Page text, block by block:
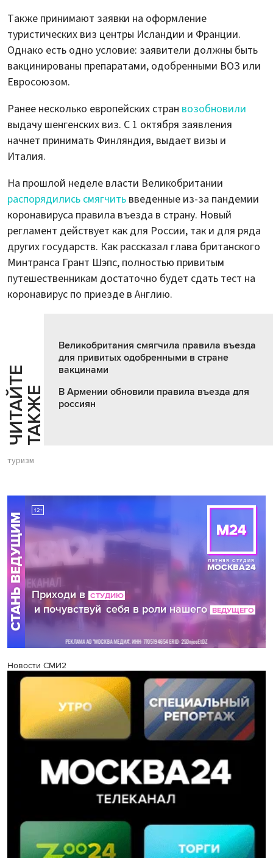
Также принимают заявки на оформление
туристических виз центры Исландии и Франции.
Однако есть одно условие: заявители должны быть
вакцинированы препаратами, одобренными ВОЗ или
Евросоюзом.
Ранее несколько европейских стран возобновили
выдачу шенгенских виз. С 1 октября заявления
начнет принимать Финляндия, выдает визы и
Италия.
На прошлой неделе власти Великобритании
распорядились смягчить введенные из-за пандемии
коронавируса правила въезда в страну. Новый
регламент действует как для России, так и для ряда
других государств. Как рассказал глава британского
Минтранса Грант Шэпс, полностью привитым
путешественникам достаточно будет сдать тест на
коронавирус по приезде в Англию.
Ч
И
Т
АЙ
Т
Е
Т
А
К
ЖЕ
Великобритания смягчила правила въезда
для привитых одобренными в стране
вакцинами
В Армении обновили правила въезда для
россиян
туризм
Новости СМИ2